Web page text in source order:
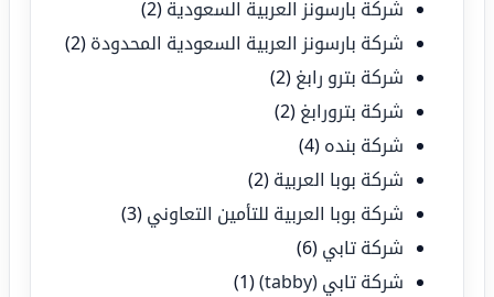
شركة بارسونز العربية السعودية (2)
شركة بارسونز العربية السعودية المحدودة (2)
شركة بترو رابغ (2)
شركة بترورابغ (2)
شركة بنده (4)
شركة بوبا العربية (2)
شركة بوبا العربية للتأمين التعاوني (3)
شركة تابي (6)
شركة تابي (tabby)
(1)